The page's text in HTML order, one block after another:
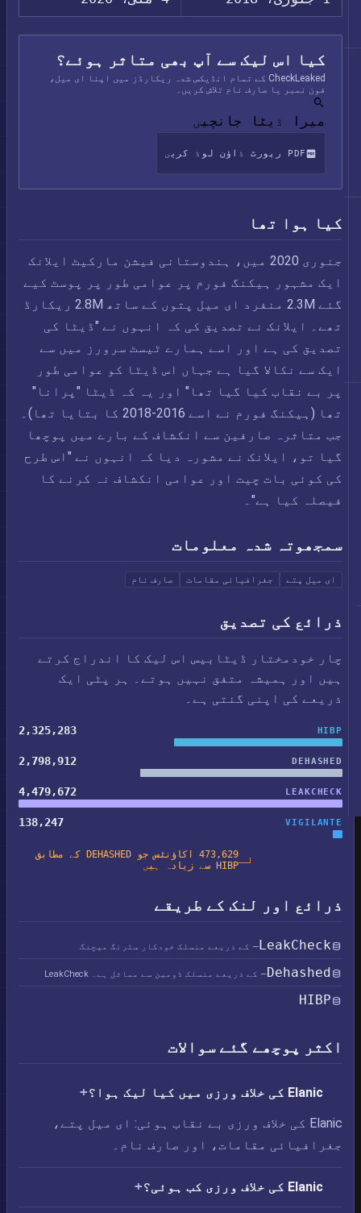
کیا اس لیک سے آپ بھی متاثر ہوئے؟
CheckLeaked کے تمام انڈیکس شدہ ریکارڈز میں اپنا ای میل،
فون نمبر یا صارف نام تلاش کریں۔
میرا ڈیٹا جانچیں
PDF رپورٹ ڈاؤن لوڈ کریں
کیا ہوا تھا
جنوری 2020 میں، ہندوستانی فیشن مارکیٹ ایلانک
ایک مشہور ہیکنگ فورم پر عوامی طور پر پوسٹ کیے
گئے 2.3M منفرد ای میل پتوں کے ساتھ 2.8M ریکارڈ
تھے۔ ایلانک نے تصدیق کی کہ انہوں نے "ڈیٹا کی
تصدیق کی ہے اور اسے ہمارے ٹیسٹ سرورز میں سے
ایک سے نکالا گیا ہے جہاں اس ڈیٹا کو عوامی طور
پر بے نقاب کیا گیا تھا" اور یہ کہ ڈیٹا "پرانا"
تھا (ہیکنگ فورم نے اسے 2016-2018 کا بتایا تھا)۔
جب متاثرہ صارفین سے انکشاف کے بارے میں پوچھا
گیا تو، ایلانک نے مشورہ دیا کہ انہوں نے "اس طرح
کی کوئی بات چیت اور عوامی انکشاف نہ کرنے کا
فیصلہ کیا ہے"۔
سمجھوتہ شدہ معلومات
ای میل پتے جغرافیائی مقامات صارف نام
ذرائع کی تصدیق
چار خودمختار ڈیٹابیس اس لیک کا اندراج کرتے
ہیں اور ہمیشہ متفق نہیں ہوتے۔ ہر پٹی ایک
ذریعے کی اپنی گنتی ہے۔
HIBP
2,325,283
DEHASHED
2,798,912
LEAKCHECK
4,479,672
VIGILANTE
138,247
473,629 اکاؤنٹس جو DEHASHED کے مطابق
HIBP سے زیادہ ہیں
ذرائع اور لنک کے طریقے
LeakCheck— کے ذریعے منسلک خودکار سٹرنگ میچنگ
Dehashed— کے ذریعے منسلک ڈومین سے مماثل ہے۔ LeakCheck
HIBP
اکثر پوچھے گئے سوالات
Elanic کی خلاف ورزی میں کیا لیک ہوا؟
Elanic کی خلاف ورزی بے نقاب ہوئی: ای میل پتے،
جغرافیائی مقامات، اور صارف نام۔
Elanic کی خلاف ورزی کب ہوئی؟